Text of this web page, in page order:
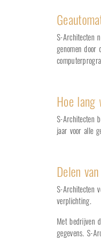
S-Architecten
genomen door
Hoe lang
S-Architecten
jaar voor alle
Delen
S-Architecten
verplichting.
Met bedrijven
gegevens. S-